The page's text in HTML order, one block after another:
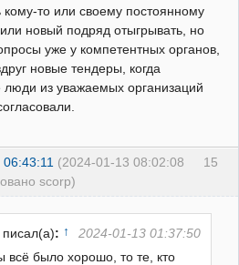
кому-то или своему постоянному
новый подряд отыгрывать, но
уже у компетентных органов,
новые тендеры, когда
из уважаемых организаций
15
(2024-01-13 08:02:08
scorp)
писал(а): ↑
2024-01-13 01:37:50
всё было хорошо, то те, кто